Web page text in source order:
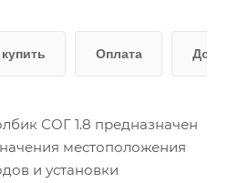
Оплата
СОГ 1.8 предназначен
местоположения
и установки